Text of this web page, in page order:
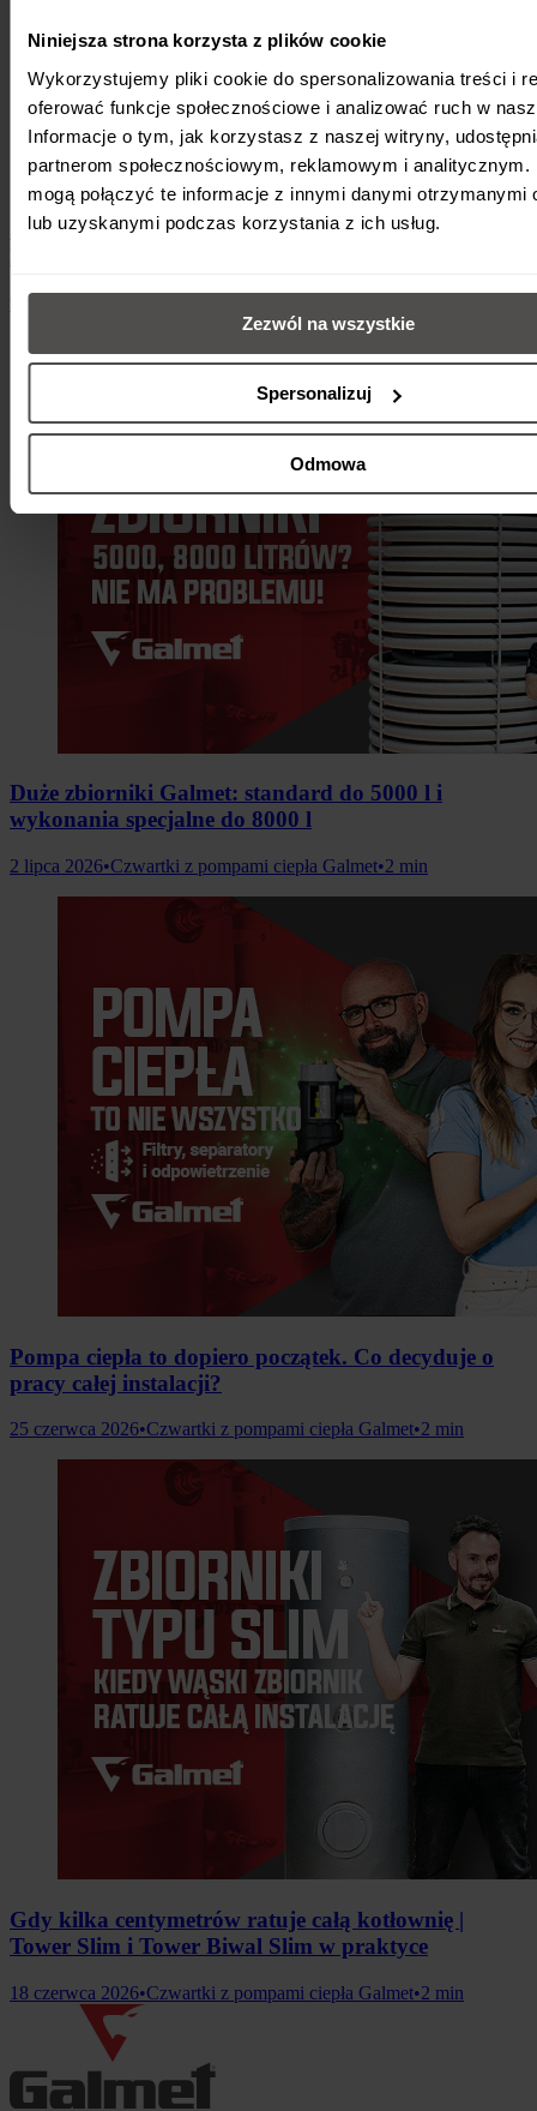
Niniejsza strona korzysta z plików cookie
Wykorzystujemy pliki cookie do spersonalizowania treści i
oferować funkcje społecznościowe i analizować ruch w
Informacje o tym, jak korzystasz z naszej witryny,
partnerom społecznościowym, reklamowym i analitycznym.
mogą połączyć te informacje z innymi danymi otrzymanymi
lub uzyskanymi podczas korzystania z ich usług.
Zezwól na wszystkie
Spersonalizuj
Odmowa
Jak podłączyć pompę ciepła do internetu? |
9 lipca 2026
Duże zbiorniki Galmet: standard do 5000 l i
wykonania specjalne do 8000 l
2 lipca 2026•Czwartki z pompami ciepła Galmet•2 min
Pompa ciepła to dopiero początek. Co decyduje o
pracy całej instalacji?
25 czerwca 2026•Czwartki z pompami ciepła Galmet•2 min
Gdy kilka centymetrów ratuje całą kotłownię |
Tower Slim i Tower Biwal Slim w praktyce
18 czerwca 2026•Czwartki z pompami ciepła Galmet•2 min